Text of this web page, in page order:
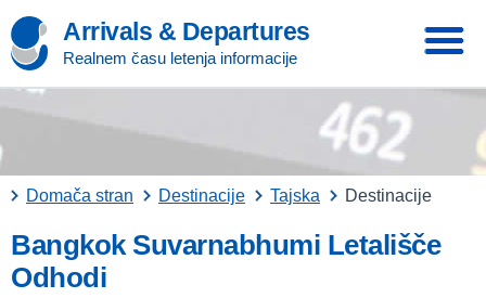
Arrivals & Departures
Realnem času letenja informacije
Domača stran Destinacije Tajska Destinacije
Bangkok Suvarnabhumi Letališče
Odhodi